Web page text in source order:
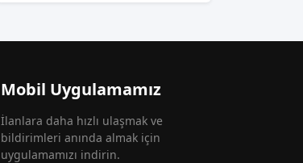
Mobil Uygulamamız
İlanlara daha hızlı ulaşmak ve
bildirimleri anında almak için
uygulamamızı indirin.